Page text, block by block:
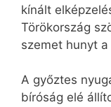
kínált
Törökország
szemet hunyt
A győztes
bíróság elé